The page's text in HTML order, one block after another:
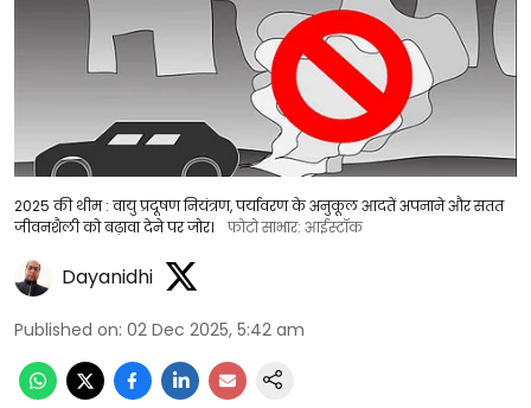
2025 की थीम : वायु प्रदूषण नियंत्रण, पर्यावरण के अनुकूल आदतें अपनाने और सतत
जीवनशैली को बढ़ावा देने पर जोर।
फोटो साभार: आईस्टॉक
Dayanidhi
Published on: 02 Dec 2025, 5:42 am